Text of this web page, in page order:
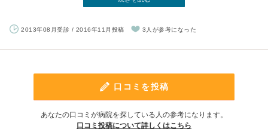
2013年08月受診 / 2016年11月投稿 3人が参考になった
口コミを投稿
あなたの口コミが病院を探している人の参考になります。
口コミ投稿について詳しくはこちら